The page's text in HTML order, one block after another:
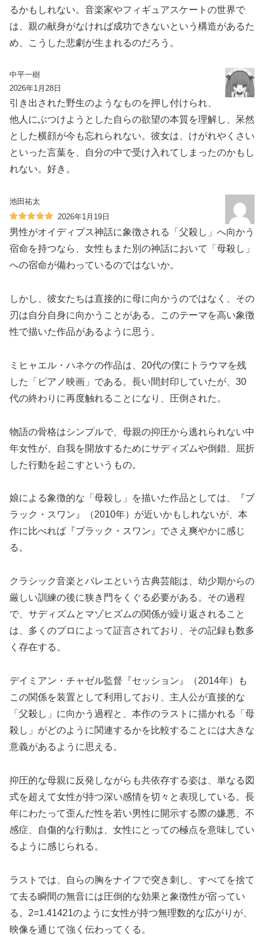
るかもしれない。音楽家やフィギュアスケートの世界で
は、親の献身がなければ成功できないという構造があるた
め、こうした悲劇が生まれるのだろう。
中平一樹
2026年1月28日
引き出された野生のようなものを押し付けられ、
他人にぶつけようとした自らの欲望の本質を理解し、呆然
とした横顔が今も忘れられない。彼女は、けがれやくさい
といった言葉を、自分の中で受け入れてしまったのかもし
れない。好き。
池田祐太
2026年1月19日
男性がオイディプス神話に象徴される「父殺し」へ向かう
宿命を持つなら、女性もまた別の神話において「母殺し」
への宿命が備わっているのではないか。
しかし、彼女たちは直接的に母に向かうのではなく、その
刃は自分自身に向かうことがある。このテーマを高い象徴
性で描いた作品があるように思う。
ミヒャエル・ハネケの作品は、20代の僕にトラウマを残
した「ピアノ映画」である。長い間封印していたが、30
代の終わりに再度触れることになり、圧倒された。
物語の骨格はシンプルで、母親の抑圧から逃れられない中
年女性が、自我を開放するためにサディズムや倒錯、屈折
した行動を起こすというもの。
娘による象徴的な「母殺し」を描いた作品としては、『ブ
ラック・スワン』（2010年）が近いかもしれないが、本
作に比べれば『ブラック・スワン』でさえ爽やかに感じ
る。
クラシック音楽とバレエという古典芸能は、幼少期からの
厳しい訓練の後に狭き門をくぐる必要がある。その過程
で、サディズムとマゾヒズムの関係が繰り返されること
は、多くのプロによって証言されており、その記録も数多
く存在する。
デイミアン・チャゼル監督『セッション』（2014年）も
この関係を装置として利用しており、主人公が直接的な
「父殺し」に向かう過程と、本作のラストに描かれる「母
殺し」がどのように関連するかを比較することには大きな
意義があるように思える。
抑圧的な母親に反発しながらも共依存する姿は、単なる図
式を超えて女性が持つ深い感情を切々と表現している。長
年にわたって歪んだ性を若い男性に開示する際の嫌悪、不
感症、自傷的な行動は、女性にとっての極点を意味してい
るように感じられる。
ラストでは、自らの胸をナイフで突き刺し、すべてを捨て
て去る瞬間の無音には圧倒的な効果と象徴性が宿ってい
る。2=1.41421のように女性が持つ無理数的な広がりが、
映像を通じて強く伝わってくる。